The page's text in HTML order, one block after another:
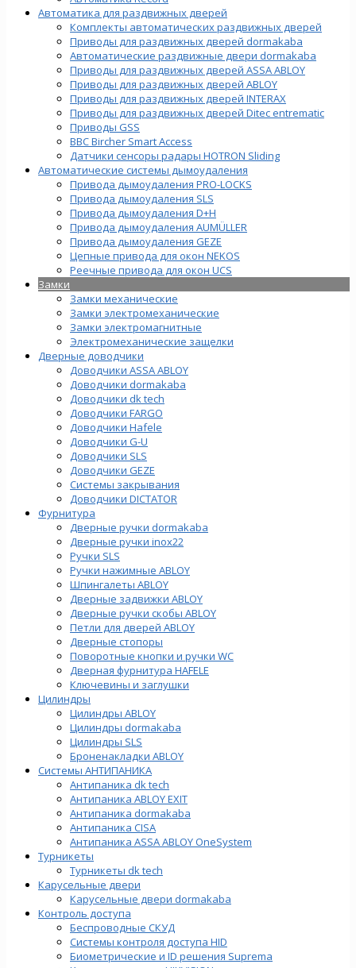
Автоматика для раздвижных дверей
Комплекты автоматических раздвижных дверей
Приводы для раздвижных дверей dormakaba
Автоматические раздвижные двери dormakaba
Приводы для раздвижных дверей ASSA ABLOY
Приводы для раздвижных дверей ABLOY
Приводы для раздвижных дверей INTERAX
Приводы для раздвижных дверей Ditec entrematic
Приводы GSS
BBC Bircher Smart Access
Датчики сенсоры радары HOTRON Sliding
Автоматические системы дымоудаления
Привода дымоудаления PRO-LOCKS
Привода дымоудаления SLS
Привода дымоудаления D+H
Привода дымоудаления AUMÜLLER
Привода дымоудаления GEZE
Цепные привода для окон NEKOS
Реечные привода для окон UСS
Замки
Замки механические
Замки электромеханические
Замки электромагнитные
Электромеханические защелки
Дверные доводчики
Доводчики ASSA ABLOY
Доводчики dormakaba
Доводчики dk tech
Доводчики FARGO
Доводчики Hafele
Доводчики G-U
Доводчики SLS
Доводчики GEZE
Cистемы закрывания
Доводчики DICTATOR
Фурнитура
Дверные ручки dormakaba
Дверные ручки inox22
Ручки SLS
Ручки нажимные ABLOY
Шпингалеты ABLOY
Дверные задвижки ABLOY
Дверные ручки скобы ABLOY
Петли для дверей ABLOY
Дверные стопоры
Поворотные кнопки и ручки WC
Дверная фурнитура HAFELE
Ключевины и заглушки
Цилиндры
Цилиндры ABLOY
Цилиндры dormakaba
Цилиндры SLS
Броненакладки ABLOY
Системы АНТИПАНИКА
Антипаника dk tech
Антипаника ABLOY EXIT
Антипаника dormakaba
Антипаника СISA
Антипаника ASSA ABLOY OneSystem
Турникеты
Турникеты dk tech
Карусельные двери
Карусельные двери dormakaba
Контроль доступа
Беспроводные СКУД
Системы контроля доступа HID
Биометрические и ID решения Suprema